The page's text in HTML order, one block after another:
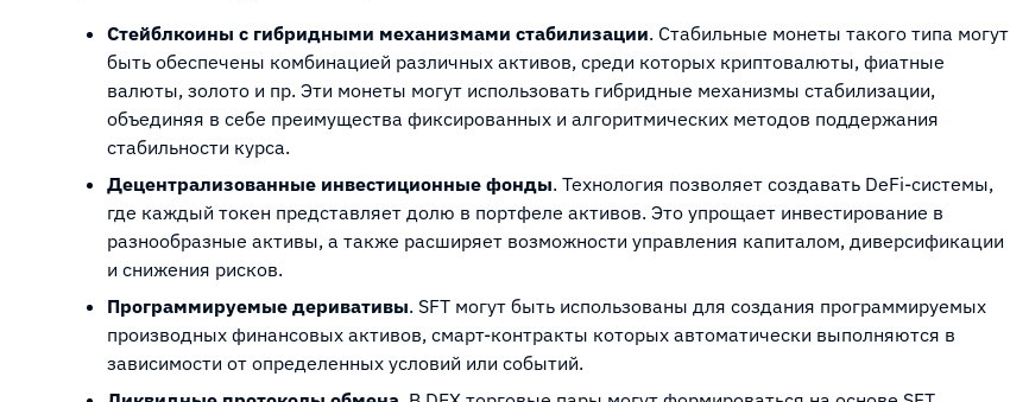
Стейблкоины с гибридными механизмами стабилизации. Стабильные монеты такого типа могут
быть обеспечены комбинацией различных активов, среди которых криптовалюты, фиатные
валюты, золото и пр. Эти монеты могут использовать гибридные механизмы стабилизации,
объединяя в себе преимущества фиксированных и алгоритмических методов поддержания
стабильности курса.
Децентрализованные инвестиционные фонды. Технология позволяет создавать DeFi-системы,
где каждый токен представляет долю в портфеле активов. Это упрощает инвестирование в
разнообразные активы, а также расширяет возможности управления капиталом, диверсификации
и снижения рисков.
Программируемые деривативы. SFT могут быть использованы для создания программируемых
производных финансовых активов, смарт-контракты которых автоматически выполняются в
зависимости от определенных условий или событий.